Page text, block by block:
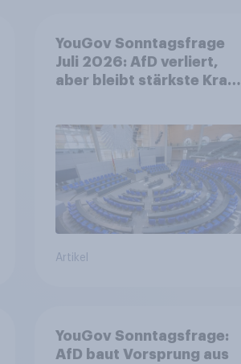
YouGov Sonntagsfrage
Juli 2026: AfD verliert,
aber bleibt stärkste Kraft
Bevölkerung
Artikel
YouGov Sonntagsfrage:
AfD baut Vorsprung aus